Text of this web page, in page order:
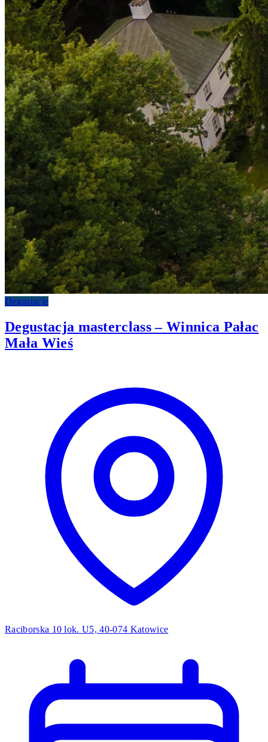
Degustacje
Degustacja masterclass – Winnica Pałac
Mała Wieś
Raciborska 10 lok. U5, 40-074 Katowice